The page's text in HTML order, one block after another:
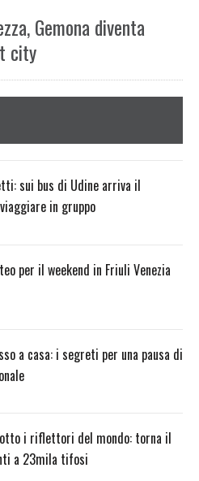
Gemona diventa
city
sui bus di Udine arriva il
in gruppo
per il weekend in Friuli Venezia
a casa: i segreti per una pausa di
i riflettori del mondo: torna il
a 23mila tifosi